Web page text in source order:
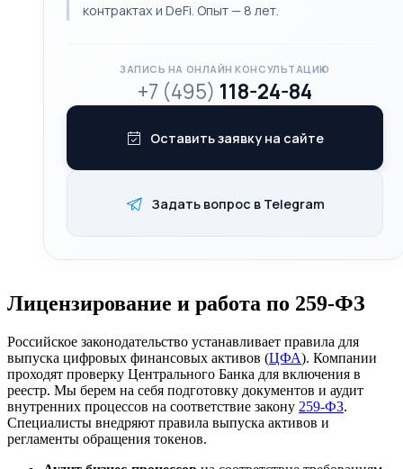
контрактах и DeFi. Опыт — 8 лет.
ЗАПИСЬ НА ОНЛАЙН КОНСУЛЬТАЦИЮ
+7 (495) 118-24-84
Оставить заявку на сайте
Задать вопрос в Telegram
Лицензирование и работа по 259-ФЗ
Российское законодательство устанавливает правила для
выпуска цифровых финансовых активов (ЦФА). Компании
проходят проверку Центрального Банка для включения в
реестр. Мы берем на себя подготовку документов и аудит
внутренних процессов на соответствие закону 259-ФЗ.
Специалисты внедряют правила выпуска активов и
регламенты обращения токенов.